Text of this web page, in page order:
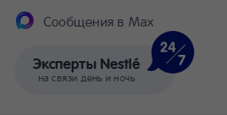
Эксперты Nestlé
на связи день и ночь
Сообщения в Max